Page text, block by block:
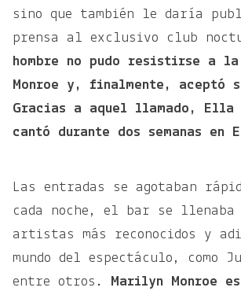
sino que también le daría
prensa al exclusivo club
hombre no pudo resistirse a la
Monroe y, finalmente, aceptó
Gracias a aquel llamado, Ella
cantó durante dos semanas en
Las entradas se agotaban
cada noche, el bar se llenaba
artistas más reconocidos y
mundo del espectáculo, como
entre otros. Marilyn Monroe